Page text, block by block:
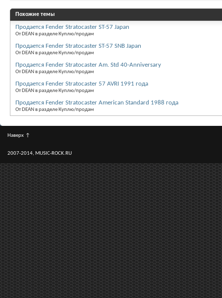
Похожие темы
Продается Fender Stratocaster ST-57 Japan
От DEAN в разделе Куплю/продам
Продается Fender Stratocaster ST-57 SNB Japan
От DEAN в разделе Куплю/продам
Продается Fender Stratocaster Am. Std 40-Anniversary
От DEAN в разделе Куплю/продам
Продается Fender Stratocaster 57 AVRI 1991 года
От DEAN в разделе Куплю/продам
Продается Fender Stratocaster American Standard 1988 года
От DEAN в разделе Куплю/продам
Наверх ↑
2007-2014, MUSIC-ROCK.RU